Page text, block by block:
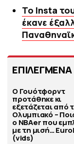
Το Insta
έκανε
ΕΠΙΛΕΓΜΕΝΑ
Ο Γουότφορντ
προτάθηκε κι
εξετάζεται από
Ολυμπιακό –
ο ΝΒΑer που
με τη μισή…
(vids)